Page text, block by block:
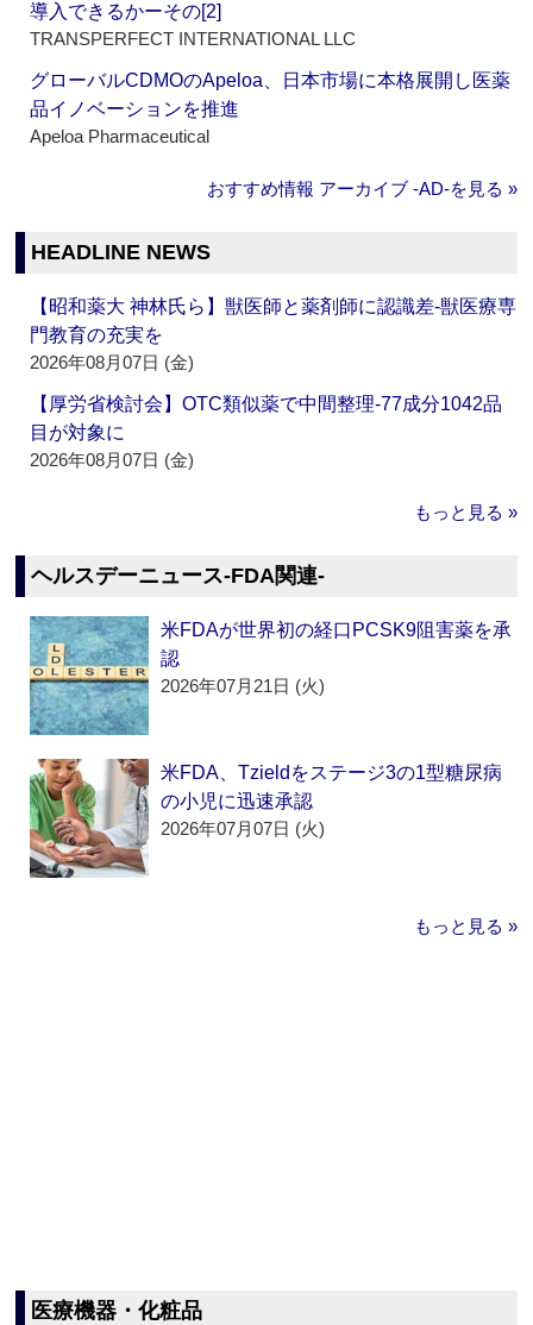
導入できるかーその[2]
TRANSPERFECT INTERNATIONAL LLC
グローバルCDMOのApeloa、日本市場に本格展開し医薬
品イノベーションを推進
Apeloa Pharmaceutical
おすすめ情報 アーカイブ ‐AD‐を見る »
HEADLINE NEWS
【昭和薬大 神林氏ら】獣医師と薬剤師に認識差‐獣医療専
門教育の充実を
2026年08月07日 (金)
【厚労省検討会】OTC類似薬で中間整理‐77成分1042品
目が対象に
2026年08月07日 (金)
もっと見る »
ヘルスデーニュース‐FDA関連‐
米FDAが世界初の経口PCSK9阻害薬を承
認
2026年07月21日 (火)
米FDA、Tzieldをステージ3の1型糖尿病
の小児に迅速承認
2026年07月07日 (火)
もっと見る »
医療機器・化粧品